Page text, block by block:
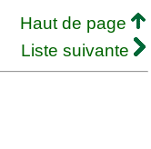
Haut de page
Liste suivante